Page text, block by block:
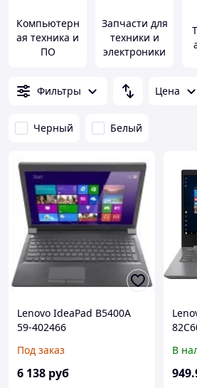
Компьютерн
ая техника и
ПО
Запчасти для
техники и
электроники
Фильтры Цена
Черный Белый
Lenovo IdeaPad B5400A
59-402466
Под заказ
6 138 руб
В
949